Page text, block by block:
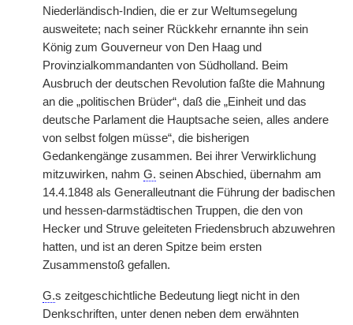
Niederländisch-Indien, die er zur Weltumsegelung
ausweitete; nach seiner Rückkehr ernannte ihn sein
König zum Gouverneur von Den Haag und
Provinzialkommandanten von Südholland. Beim
Ausbruch der deutschen Revolution faßte die Mahnung
an die „politischen Brüder“, daß die „Einheit und das
deutsche Parlament die Hauptsache seien, alles andere
von selbst folgen müsse“, die bisherigen
Gedankengänge zusammen. Bei ihrer Verwirklichung
mitzuwirken, nahm G. seinen Abschied, übernahm am
14.4.1848 als Generalleutnant die Führung der badischen
und hessen-darmstädtischen Truppen, die den von
Hecker und Struve geleiteten Friedensbruch abzuwehren
hatten, und ist an deren Spitze beim ersten
Zusammenstoß gefallen.
G.s zeitgeschichtliche Bedeutung liegt nicht in den
Denkschriften, unter denen neben dem erwähnten